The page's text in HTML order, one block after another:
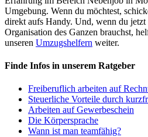
Umgebung. Wenn du möchtest,
direkt aufs Handy. Und, wenn du
Organisation des Ganzen brauchst,
unseren Umzugshelfern weiter.
Finde Infos in unserem Ratgeber
Freiberuflich arbeiten auf
Steuerliche Vorteile durch
Arbeiten auf Gewerbeschein
Die Körpersprache
Wann ist man teamfähig?